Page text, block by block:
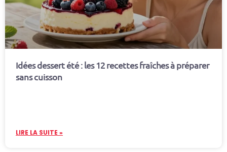
Idées dessert été : les 12 recettes fraîches à préparer
sans cuisson
LIRE LA SUITE »